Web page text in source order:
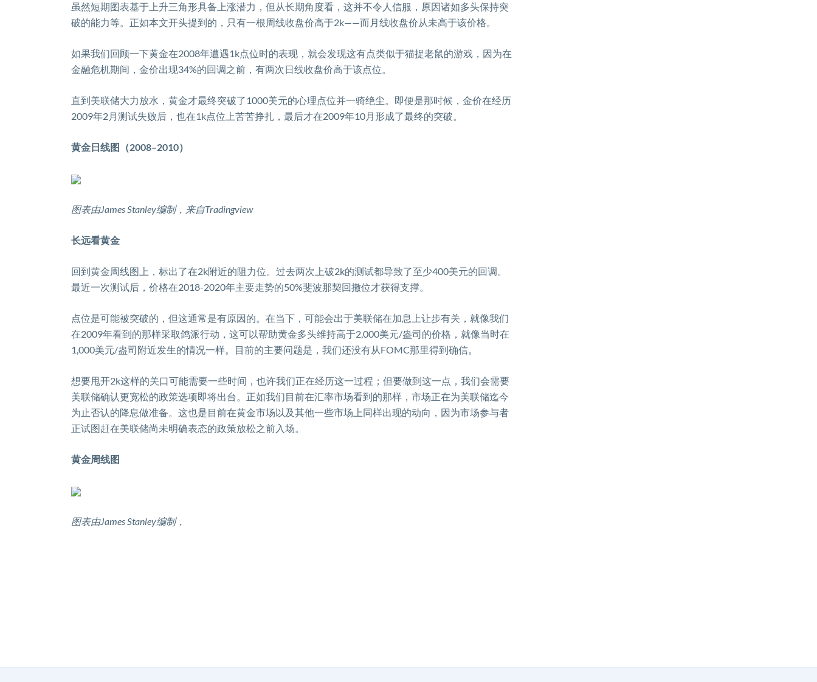
虽然短期图表基于上升三角形具备上涨潜力，但从长期角度看，这并不令人信服，原因诸如多头保持突
破的能力等。正如本文开头提到的，只有一根周线收盘价高于2k——而月线收盘价从未高于该价格。
如果我们回顾一下黄金在2008年遭遇1k点位时的表现，就会发现这有点类似于猫捉老鼠的游戏，因为在
金融危机期间，金价出现34%的回调之前，有两次日线收盘价高于该点位。
直到美联储大力放水，黄金才最终突破了 1000美元的心理点位并一骑绝尘。即便是那时候，金价在经历
2009年2月测试失败后，也在1k点位上苦苦挣扎，最后才在2009年10月形成了最终的突破。
黄金日线图（2008–2010）
图表由JamesStanley编制，来自Tradingview
长远看黄金
回到黄金周线图上，标出了在2k附近的阻力位。过去两次上破2k的测试都导致了至少400美元的回调。
最近一次测试后，价格在2018-2020年主要走势的50%斐波那契回撤位才获得支撑。
点位是可能被突破的，但这通常是有原因的。在当下，可能会出于美联储在加息上让步有关，就像我们
在2009年看到的那样采取鸽派行动，这可以帮助黄金多头维持高于2,000美元/盎司的价格，就像当时在
1,000美元/盎司附近发生的情况一样。目前的主要问题是，我们还没有从FOMC那里得到确信。
想要甩开2k这样的关口可能需要一些时间，也许我们正在经历这一过程；但要做到这一点，我们会需要
美联储确认更宽松的政策选项即将出台。正如我们目前在汇率市场看到的那样，市场正在为美联储迄今
为止否认的降息做准备。这也是目前在黄金市场以及其他一些市场上同样出现的动向，因为市场参与者
正试图赶在美联储尚未明确表态的政策放松之前入场。
黄金周线图
图表由JamesStanley编制，